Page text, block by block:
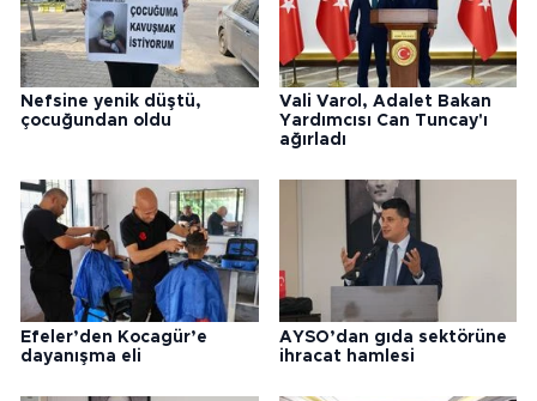
Nefsine yenik düştü,
çocuğundan oldu
Vali Varol, Adalet Bakan
Yardımcısı Can Tuncay'ı
ağırladı
Efeler’den Kocagür’e
dayanışma eli
AYSO’dan gıda sektörüne
ihracat hamlesi